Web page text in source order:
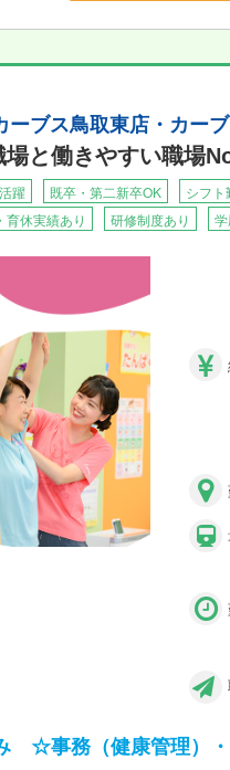
ーブス鳥取東店・カー
と働きやすい職場
躍 既卒・第二新卒OK シフト
育休実績あり 研修制度あり
☆事務（健康管理）